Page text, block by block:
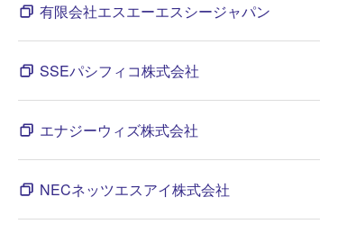
有限会社エスエーエスシージャパン
SSEパシフィコ株式会社
エナジーウィズ株式会社
NECネッツエスアイ株式会社